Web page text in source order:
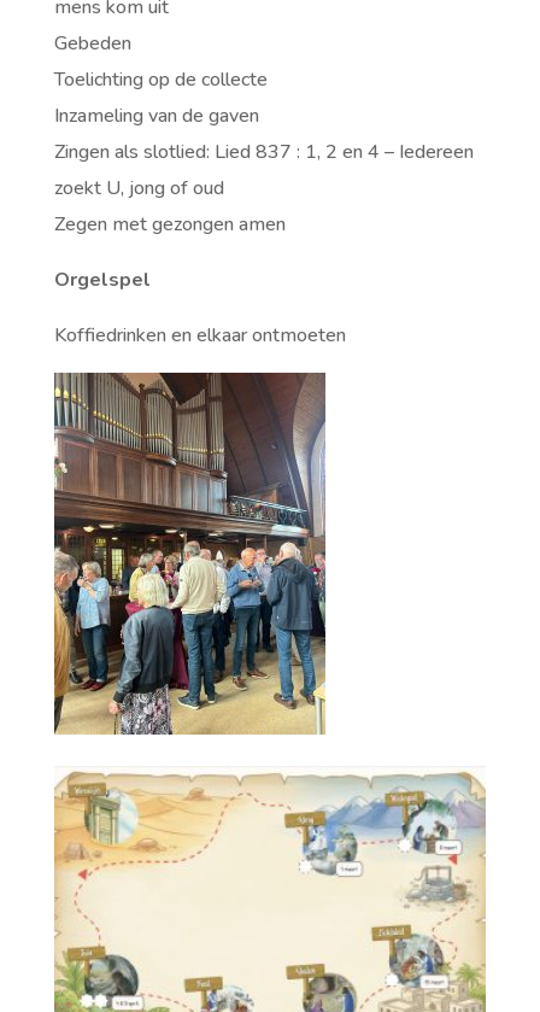
mens kom uit
Gebeden
Toelichting op de collecte
Inzameling van de gaven
Zingen als slotlied: Lied 837 : 1, 2 en 4 – Iedereen
zoekt U, jong of oud
Zegen met gezongen amen
Orgelspel
Koffiedrinken en elkaar ontmoeten